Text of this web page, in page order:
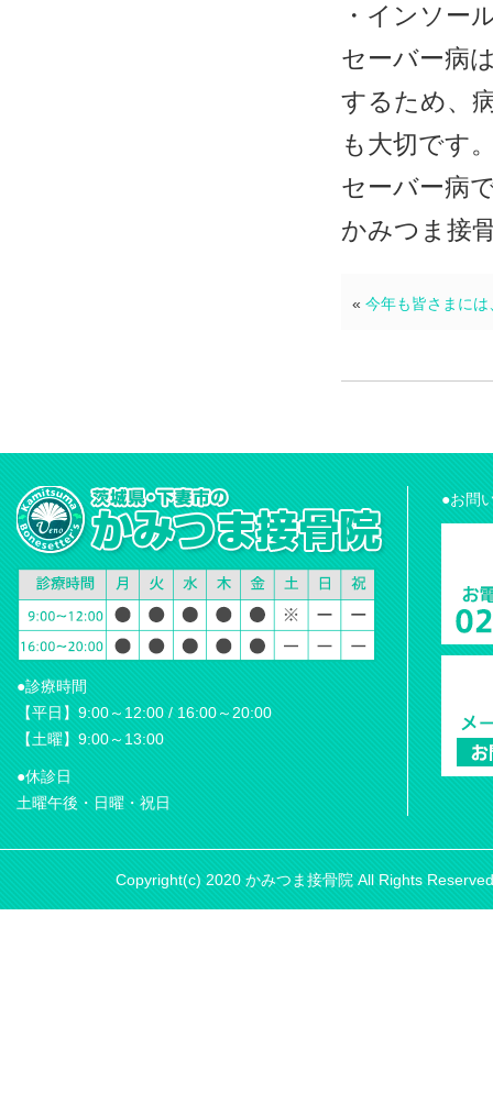
・インソー
セーバー病
するため、
も大切です
セーバー病
かみつま接
« 今年も皆さまに
●診療時間
【平日】9:00～12:00 / 16:00～20:00
【土曜】9:00～13:00
●休診日
土曜午後・日曜・祝日
●お問
Copyright(c) 2020 かみつま接骨院 All Rights